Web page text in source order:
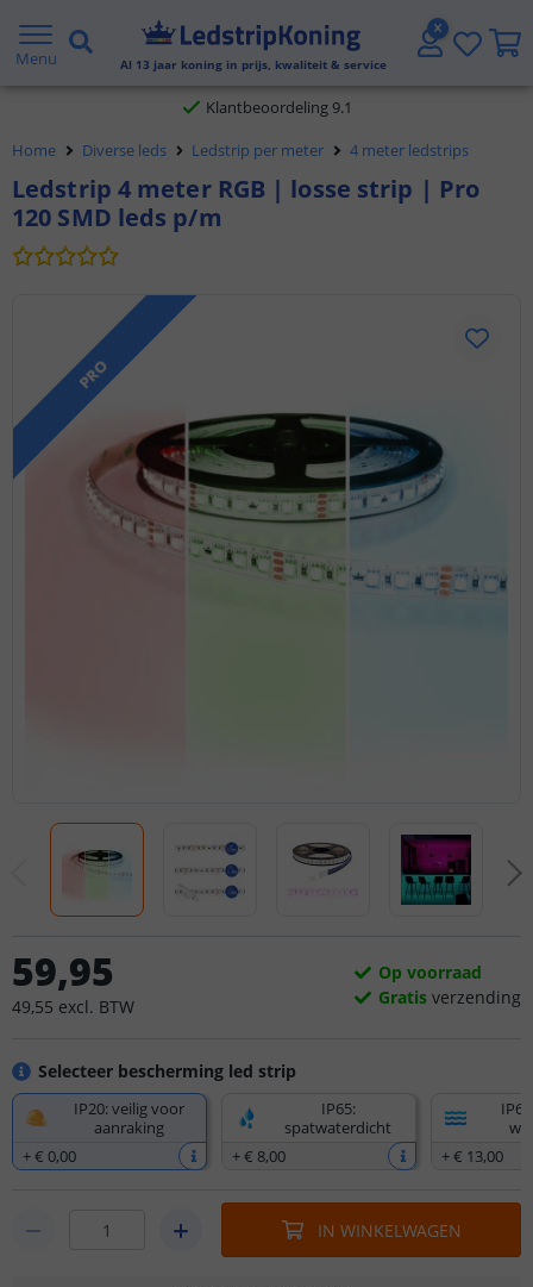
Menu Al 13 jaar koning in prijs, kwaliteit & service
Gratis verzending vanaf € 20,- NL en BE
Klantbeoordeling 9.1
Voor 23:45 uur besteld,morgen in huis
Home Diverse leds Ledstrip per meter 4 meter ledstrips
Ledstrip 4 meter RGB | losse strip | Pro
120 SMD leds p/m
PRO
Selecteer bescherming led strip
IP20: veilig voor
aanraking
+€ 0,00
IP65:
spatwaterdicht
+€ 8,00
+€ 13,00
59,95
49,55 excl. BTW
Op voorraad
Gratis verzending
IN WINKELWAGEN